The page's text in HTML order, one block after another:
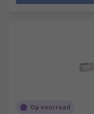
Op voorraad